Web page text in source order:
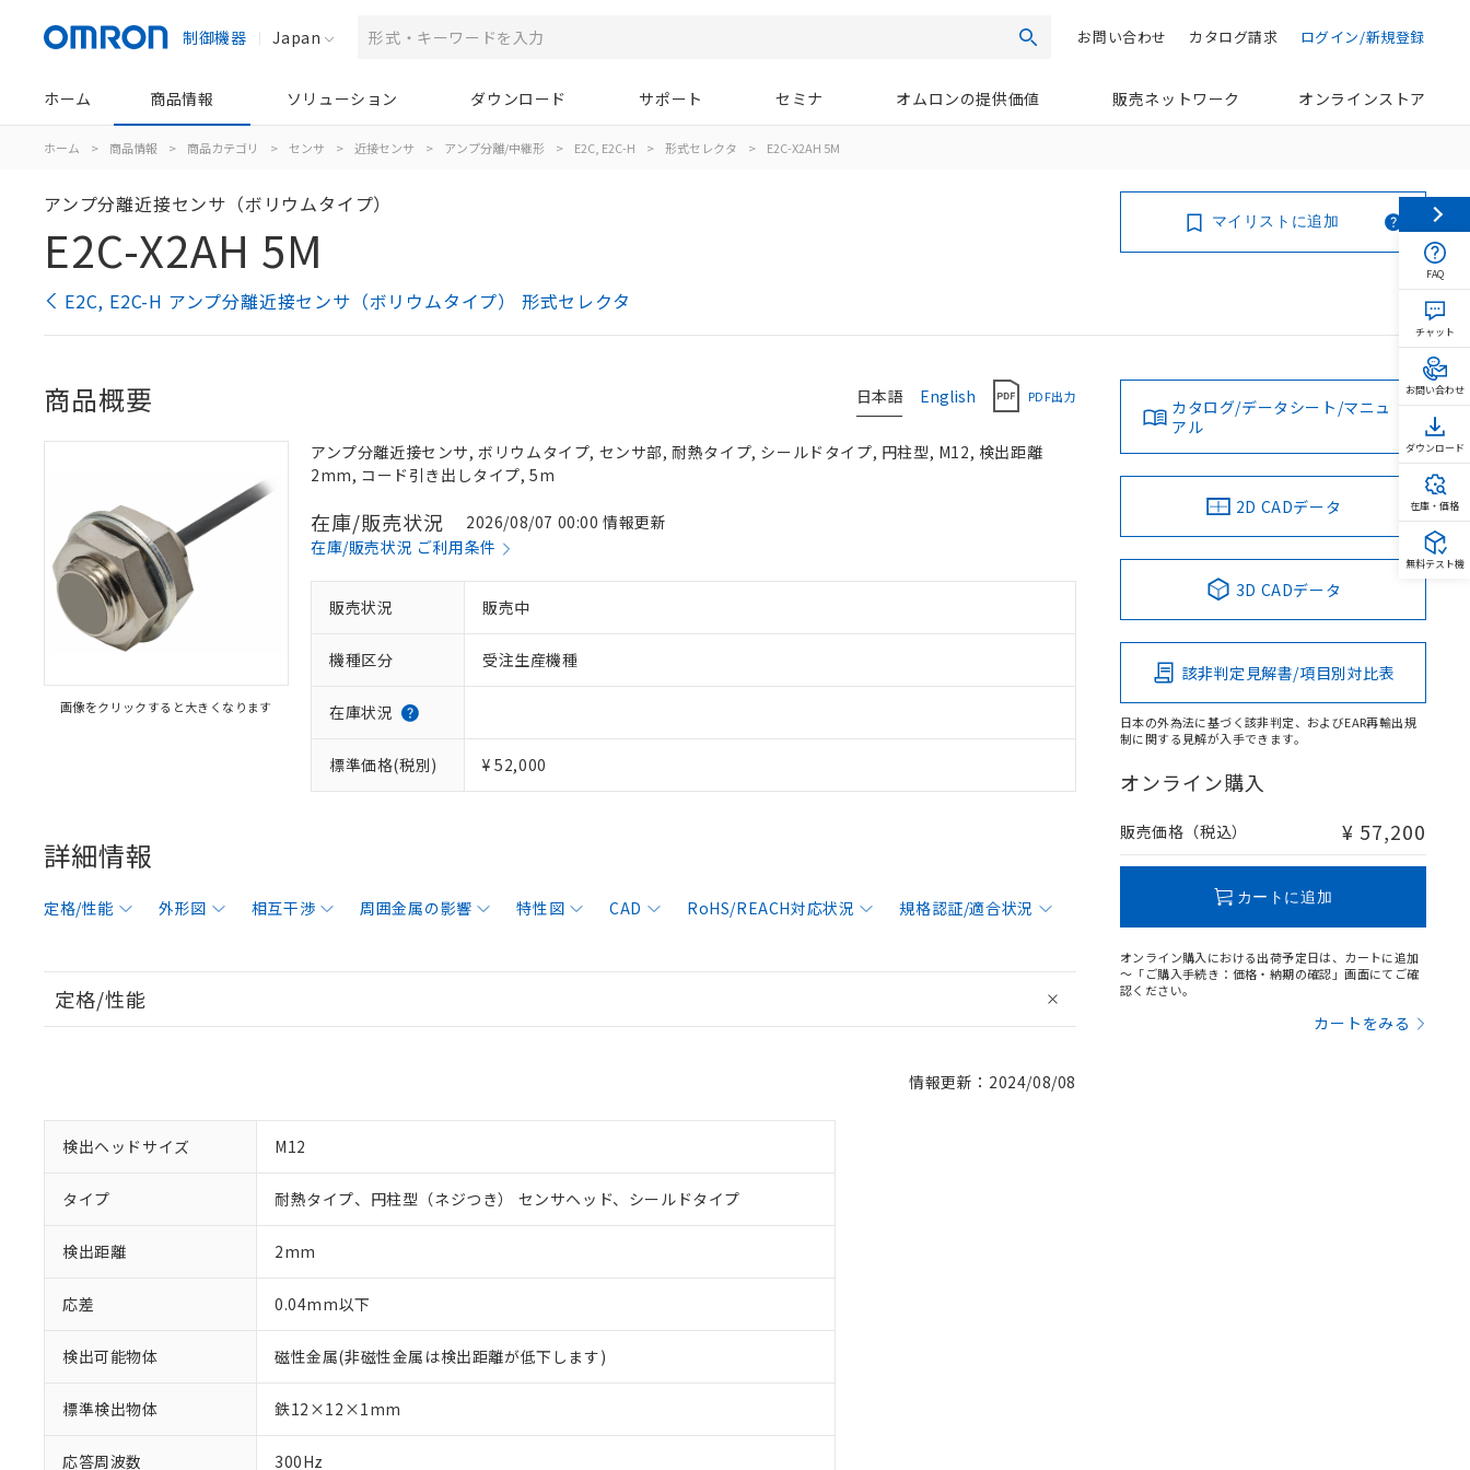
制御機器 Japan 検索 ログイン/新規登録
カタログ請求
お問い合わせ
ホーム 商品情報 ソリューション ダウンロード サポート セミナ オムロンの提供価値 販売ネットワーク オンラインストア
ホーム > 商品情報 > 商品カテゴリ > センサ > 近接センサ > アンプ分離/中継形 > E2C, E2C-H > 形式セレクタ > E2C-X2AH 5M
アンプ分離近接センサ（ボリウムタイプ）
E2C-X2AH 5M
E2C, E2C-H アンプ分離近接センサ（ボリウムタイプ） 形式セレクタ
マイリストに追加
日本語 English PDF出力
商品概要
画像をクリックすると大きくなります
アンプ分離近接センサ, ボリウムタイプ, センサ部, 耐熱タイプ, シールドタイプ, 円柱型, M12, 検出距離
2mm, コード引き出しタイプ, 5m
在庫/販売状況
2026/08/07 00:00 情報更新
在庫/販売状況 ご利用条件
販売状況 販売中
機種区分 受注生産機種
在庫状況
標準価格(税別) ¥ 52,000
詳細情報
定格/性能 外形図 相互干渉 周囲金属の影響 特性図 CAD RoHS/REACH対応状況 規格認証/適合状況
定格/性能
情報更新：2024/08/08
検出ヘッドサイズ M12
タイプ 耐熱タイプ、円柱型（ネジつき） センサヘッド、シールドタイプ
検出距離 2mm
応差 0.04mm以下
検出可能物体 磁性金属(非磁性金属は検出距離が低下します)
標準検出物体 鉄12×12×1mm
応答周波数 300Hz
カタログ/データシート/マニュ
アル
2D CADデータ
3D CADデータ
該非判定見解書/項目別対比表
日本の外為法に基づく該非判定、およびEAR再輸出規
制に関する見解が入手できます。
オンライン購入
販売価格（税込） ¥ 57,200
カートに追加
オンライン購入における出荷予定日は、カートに追加
～「ご購入手続き：価格・納期の確認」画面にてご確
認ください。
カートをみる
※1 対応状況
対応済み：EU RoHS指令（10物質）の非含有に対応した製品が提供可能な商品です。
FAQ
チャット
お問い合わせ
ダウンロード
在庫・価格
無料テスト機